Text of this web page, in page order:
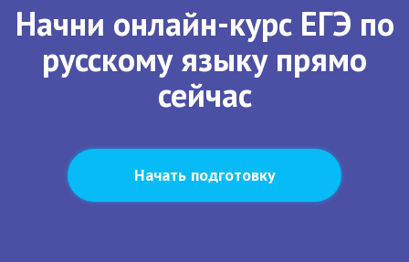
Начни онлайн-курс ЕГЭ по
русскому языку прямо
сейчас
Начать подготовку